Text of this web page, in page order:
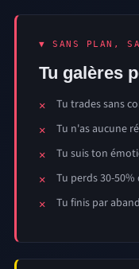
▼ SANS PLAN,
Tu galères
Tu trades sans
Tu n'as aucune
Tu suis ton
Tu perds 30-
Tu finis par